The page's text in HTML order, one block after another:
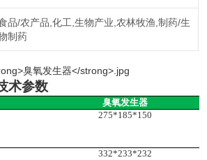
品/农产品,化工,生物产业,农林牧渔,制药/生
制药
术参数
臭氧发生器
275*185*150
332*233*232